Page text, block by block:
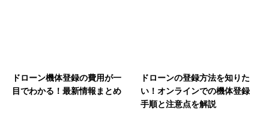
ドローン機体登録の費用が一
目でわかる！最新情報まとめ
ドローンの登録方法を知りた
い！オンラインでの機体登録
手順と注意点を解説